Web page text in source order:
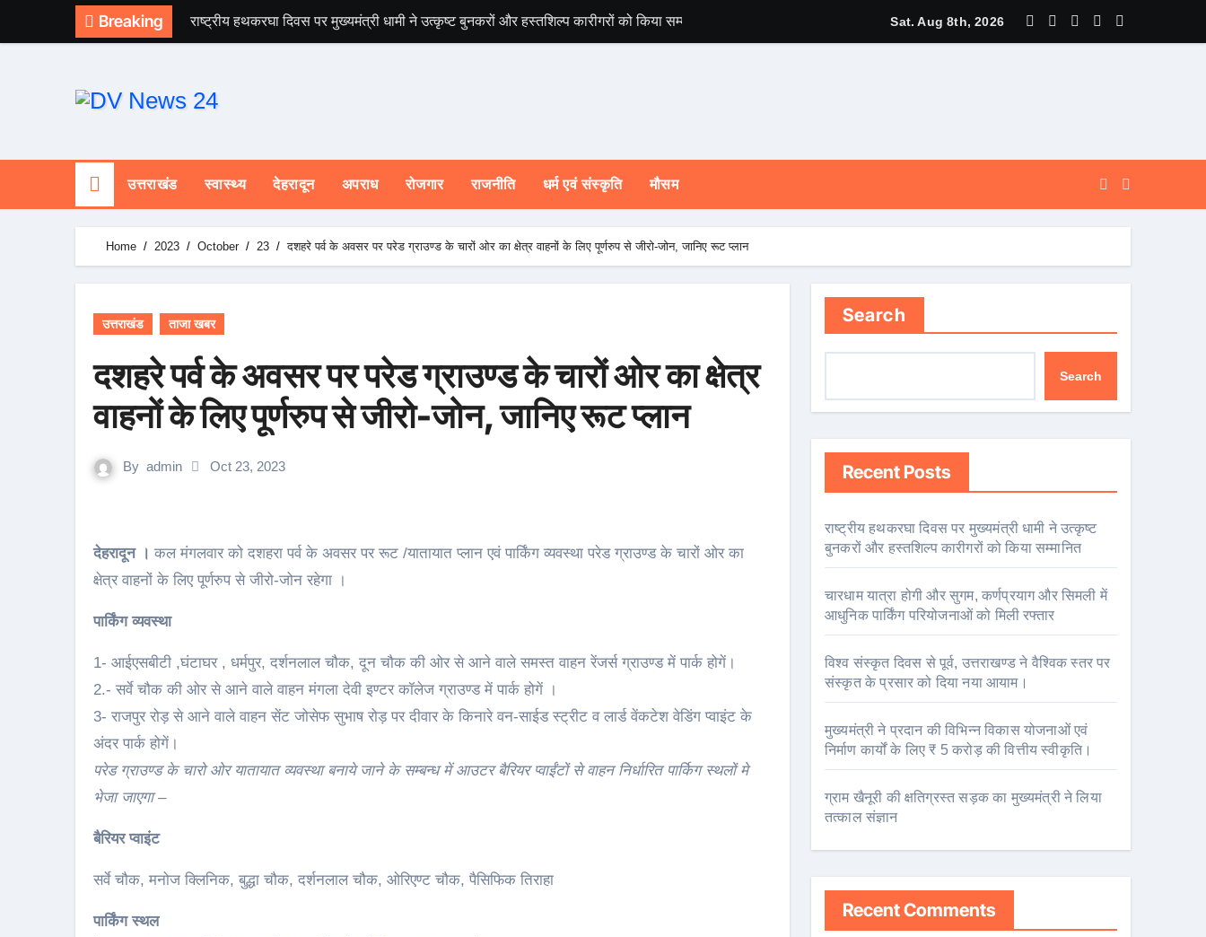
Breaking राष्ट्रीय हथकरघा दिवस पर मुख्यमंत्री धामी ने उत्कृष्ट बुनकरों और हस्तशिल्प कारीगरों को किया सम्मानित चारधाम यात्रा होगी और सुगम, कर्णप्रयाग और सिमली में आधुनिक पार्किंग परियोजनाओं को मिली रफ्तार
Sat. Aug 8th, 2026
उत्तराखंड स्वास्थ्य देहरादून अपराध रोजगार राजनीति धर्म एवं संस्कृति मौसम
Home 2023 October 23 दशहरे पर्व के अवसर पर परेड ग्राउण्ड के चारों ओर का क्षेत्र वाहनों के लिए पूर्णरुप से जीरो-जोन, जानिए रूट प्लान
उत्तराखंड ताजा खबर
दशहरे पर्व के अवसर पर परेड ग्राउण्ड के चारों ओर का क्षेत्र
वाहनों के लिए पूर्णरुप से जीरो-जोन, जानिए रूट प्लान
By admin Oct 23, 2023
देहरादून । कल मंगलवार को दशहरा पर्व के अवसर पर रूट /यातायात प्लान एवं पार्किंग व्यवस्था परेड ग्राउण्ड के चारों ओर का
क्षेत्र वाहनों के लिए पूर्णरुप से जीरो-जोन रहेगा ।
पार्किंग व्यवस्था
1- आईएसबीटी ,घंटाघर , धर्मपुर, दर्शनलाल चौक, दून चौक की ओर से आने वाले समस्त वाहन रेंजर्स ग्राउण्ड में पार्क होगें।
2.- सर्वे चौक की ओर से आने वाले वाहन मंगला देवी इण्टर कॉलेज ग्राउण्ड में पार्क होगें ।
3- राजपुर रोड़ से आने वाले वाहन सेंट जोसेफ सुभाष रोड़ पर दीवार के किनारे वन-साईड स्ट्रीट व लार्ड वेंकटेश वेडिंग प्वाइंट के
अंदर पार्क होगें।
परेड ग्राउण्ड के चारो ओर यातायात व्यवस्था बनाये जाने के सम्बन्ध में आउटर बैरियर प्वाईंटों से वाहन निर्धारित पार्किग स्थलों मे
भेजा जाएगा–
बैरियर प्वाइंट
सर्वे चौक, मनोज क्लिनिक, बुद्धा चौक, दर्शनलाल चौक, ओरिएण्ट चौक, पैसिफिक तिराहा
पार्किंग स्थल
Search
Search
Recent Posts
राष्ट्रीय हथकरघा दिवस पर मुख्यमंत्री धामी ने उत्कृष्ट
बुनकरों और हस्तशिल्प कारीगरों को किया सम्मानित
चारधाम यात्रा होगी और सुगम, कर्णप्रयाग और सिमली में
आधुनिक पार्किंग परियोजनाओं को मिली रफ्तार
विश्व संस्कृत दिवस से पूर्व, उत्तराखण्ड ने वैश्विक स्तर पर
संस्कृत के प्रसार को दिया नया आयाम।
मुख्यमंत्री ने प्रदान की विभिन्न विकास योजनाओं एवं
निर्माण कार्यों के लिए ₹ 5 करोड़ की वित्तीय स्वीकृति।
ग्राम खैनूरी की क्षतिग्रस्त सड़क का मुख्यमंत्री ने लिया
तत्काल संज्ञान
Recent Comments